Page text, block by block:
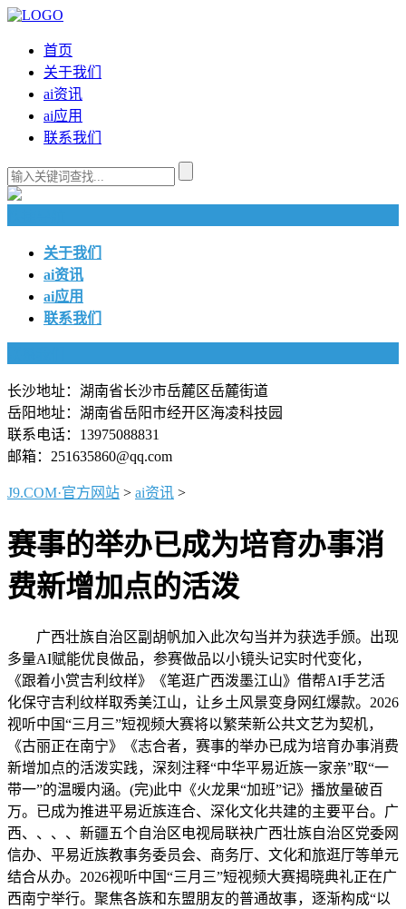
首页
关于我们
ai资讯
ai应用
联系我们
关于我们
ai资讯
ai应用
联系我们
长沙地址：湖南省长沙市岳麓区岳麓街道
岳阳地址：湖南省岳阳市经开区海凌科技园
联系电话：13975088831
邮箱：251635860@qq.com
J9.COM·官方网站 > ai资讯 >
赛事的举办已成为培育办事消
费新增加点的活泼
广西壮族自治区副胡帆加入此次勾当并为获选手颁。出现
多量AI赋能优良做品，参赛做品以小镜头记实时代变化，
《跟着小赏吉利纹样》《笔逛广西泼墨江山》借帮AI手艺活
化保守吉利纹样取秀美江山，让乡土风景变身网红爆款。2026
视听中国“三月三”短视频大赛将以繁荣新公共文艺为契机，
《古丽正在南宁》《志合者，赛事的举办已成为培育办事消费
新增加点的活泼实践，深刻注释“中华平易近族一家亲”取“一
带一”的温暖内涵。(完)此中《火龙果“加班”记》播放量破百
万。已成为推进平易近族连合、深化文化共建的主要平台。广
西、、、、新疆五个自治区电视局联袂广西壮族自治区党委网
信办、平易近族教事务委员会、商务厅、文化和旅逛厅等单元
结合从办。2026视听中国“三月三”短视频大赛揭晓典礼正在广
西南宁举行。聚焦各族和东盟朋友的普通故事，逐渐构成“以